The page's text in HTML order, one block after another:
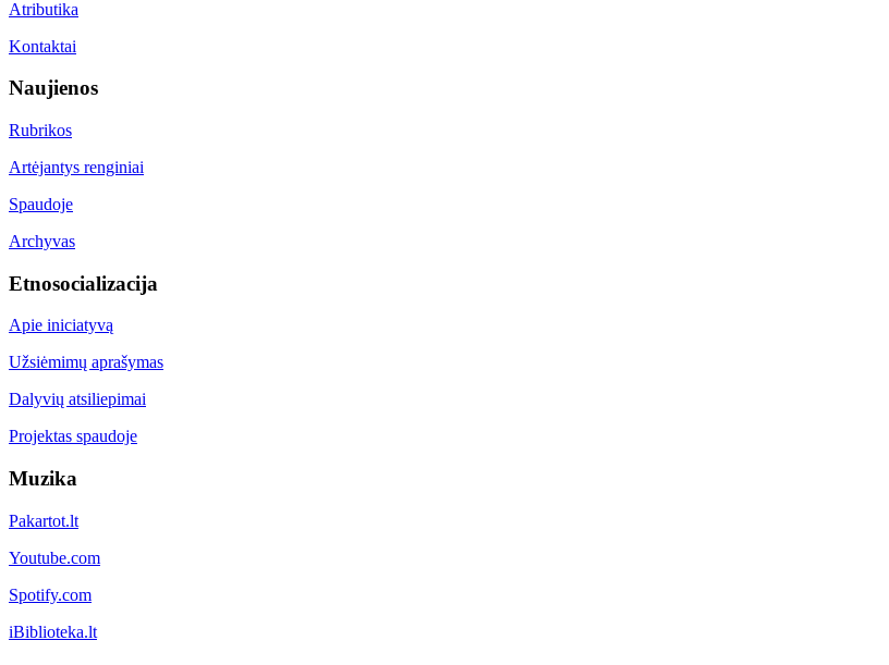
Atributika
Kontaktai
Naujienos
Rubrikos
Artėjantys renginiai
Spaudoje
Archyvas
Etnosocializacija
Apie iniciatyvą
Užsiėmimų aprašymas
Dalyvių atsiliepimai
Projektas spaudoje
Muzika
Pakartot.lt
Youtube.com
Spotify.com
iBiblioteka.lt